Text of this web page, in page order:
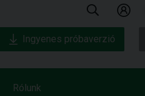
Rólunk
Ingyenes próbaverzió